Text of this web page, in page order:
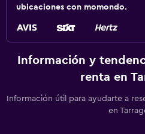
ubicaciones con momondo.
Información y
renta en
Información útil para ayudarte a
en